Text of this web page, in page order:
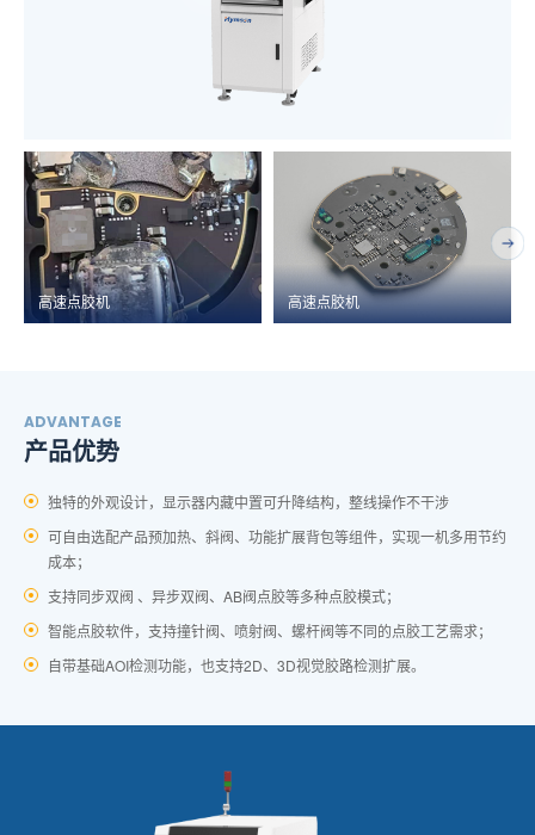
高速点胶机 高速点胶机
ADVANTAGE
产品优势
独特的外观设计，显示器内藏中置可升降结构，整线操作不干涉
可自由选配产品预加热、斜阀、功能扩展背包等组件，实现一机多用节约
成本；
支持同步双阀 、异步双阀、AB阀点胶等多种点胶模式；
智能点胶软件，支持撞针阀、喷射阀、螺杆阀等不同的点胶工艺需求；
自带基础AOI检测功能，也支持2D、3D视觉胶路检测扩展。